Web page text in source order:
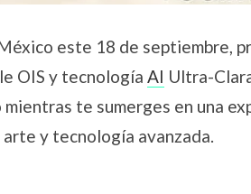
este 18 de septiembre,
OIS y tecnología AI Ultra-
mientras te sumerges en una
y tecnología avanzada.